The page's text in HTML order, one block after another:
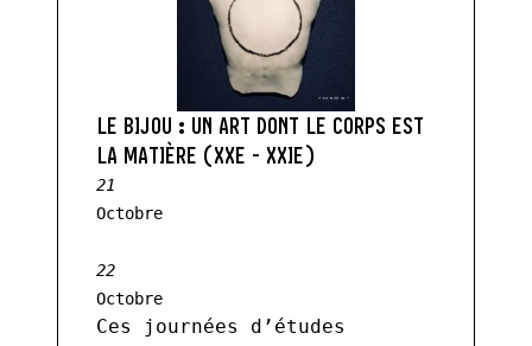
LE BIJOU : UN ART DONT LE CORPS EST
LA MATIÈRE (XXE - XXIE)
21
Octobre
22
Octobre
Ces journées d’études